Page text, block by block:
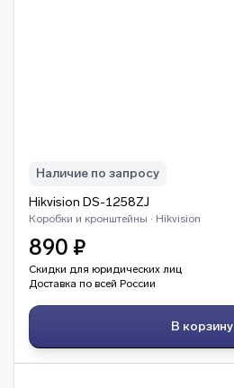
Наличие по запросу
Hikvision DS-1258ZJ
Коробки и кронштейны · Hikvision
890 ₽
Скидки для юридических лиц
Доставка по всей России
В корзину